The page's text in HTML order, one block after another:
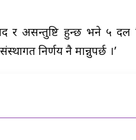
र असन्तुष्टि हुन्छ भने ५
निर्णय नै मान्नुपर्छ ।’